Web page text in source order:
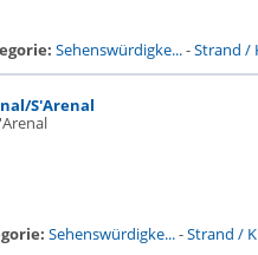
Sehenswürdigke...-Strand /
S'Arenal
Sehenswürdigke...-Strand /